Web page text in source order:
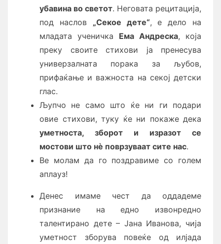
убавина во светот. Неговата рецитација,
под наслов „Секое дете“, е дело на
младата ученичка Ема Андреска, која
преку своите стихови ја пренесува
универзалната порака за љубов,
прифаќање и важноста на секој детски
глас.
Љупчо не само што ќе ни ги подари
овие стихови, туку ќе ни покаже дека
уметноста, зборот и изразот се
мостови што нè поврзуваат сите нас.
Ве молам да го поздравиме со голем
аплауз!
Денес имаме чест да оддадеме
признание на едно извонредно
талентирано дете – Јана Иванова, чија
уметност зборува повеќе од илјада